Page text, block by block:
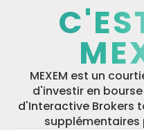
MEXEM est un
d'investir en
d'Interactive Brokers
supplémentaires